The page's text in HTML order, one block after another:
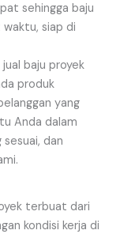
sehingga baju
siap di
jual baju proyek
produk
yang
Anda dalam
dan
terbuat dari
kondisi kerja di